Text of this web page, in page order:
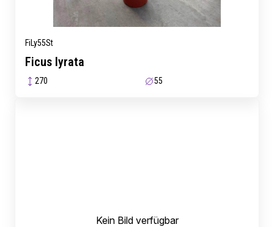
FiLy55St
Ficus lyrata
270 55
Kein Bild verfügbar